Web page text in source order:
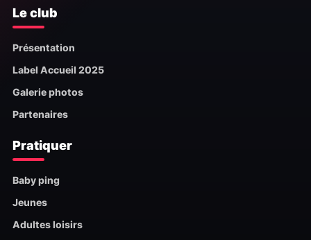
Le club
Présentation
Label Accueil 2025
Galerie photos
Partenaires
Pratiquer
Baby ping
Jeunes
Adultes loisirs